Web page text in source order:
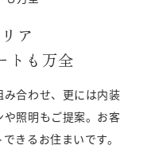
ア
トも万全
合わせ、更には内装
照明もご提案。お客
きるお住まいです。